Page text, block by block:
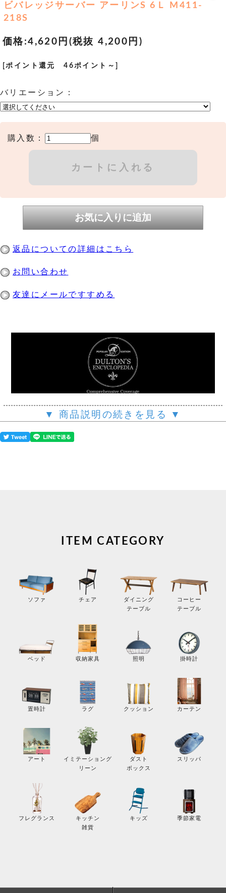
ビバレッジサーバー アーリンS 6Ｌ M411-
218S
価格:4,620円 (税抜 4,200円)
[ポイント還元 46ポイント～]
バリエーション：
購入数： 個
返品についての詳細はこちら
お問い合わせ
友達にメールですすめる
▼ 商品説明の続きを見る ▼
ITEM CATEGORY
ソファ チェア
ダイニング
テーブル
コーヒー
テーブル
ベッド 収納家具 照明 掛時計
置時計 ラグ クッション カーテン
アート
イミテーショング
リーン
ダスト
ボックス
スリッパ
フレグランス
キッチン
雑貨
キッズ 季節家電